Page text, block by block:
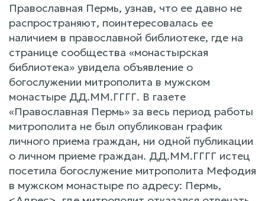
Православная Пермь, узнав, что ее давно не
распространяют, поинтересовалась ее
наличием в православной библиотеке, где на
странице сообщества «монастырская
библиотека» увидела объявление о
богослужении митрополита в мужском
монастыре ДД.ММ.ГГГГ. В газете
«Православная Пермь» за весь период работы
митрополита не был опубликован график
личного приема граждан, ни одной публикации
о личном приеме граждан. ДД.ММ.ГГГГ истец
посетила богослужение митрополита Мефодия
в мужском монастыре по адресу: Пермь,